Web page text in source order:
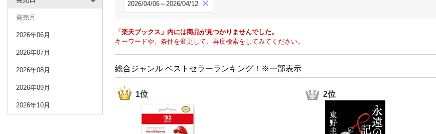
発売月
2026年06月
2026年07月
2026年08月
2026年09月
2026年10月
2026/04/06～2026/04/12
「楽天ブックス」内には商品が見つかりませんでした。
キーワードや、条件を変更して、再度検索をしてみてください。
総合ジャンル ベストセラーランキング！※一部表示
1位 2位